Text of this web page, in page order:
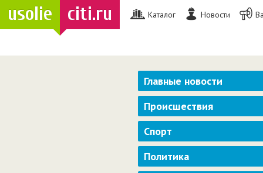
usolie citi.ru Каталог Новости
Главные новости
Происшествия
Спорт
Политика